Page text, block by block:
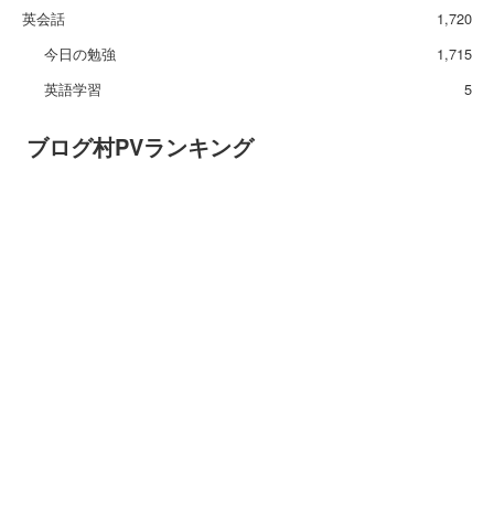
英会話
1,720
今日の勉強
1,715
英語学習
5
ブログ村PVランキング